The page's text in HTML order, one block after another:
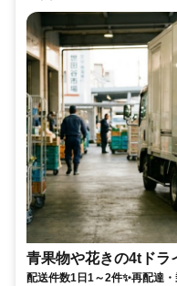
青果物や花きの4tドラ
配送件数1日1～2件✨再配達